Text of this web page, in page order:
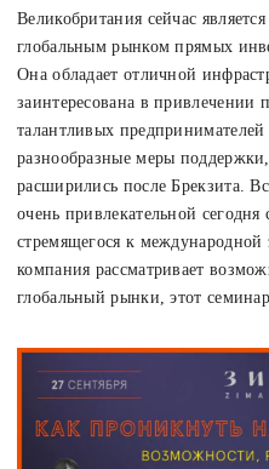
Великобритания сейчас
глобальным рынком прямых
Она обладает отличной
заинтересована в привлечении
талантливых
разнообразные меры
расширились после Брекзита.
очень привлекательной сегодня
стремящегося к
компания рассматривает
глобальный рынки, этот